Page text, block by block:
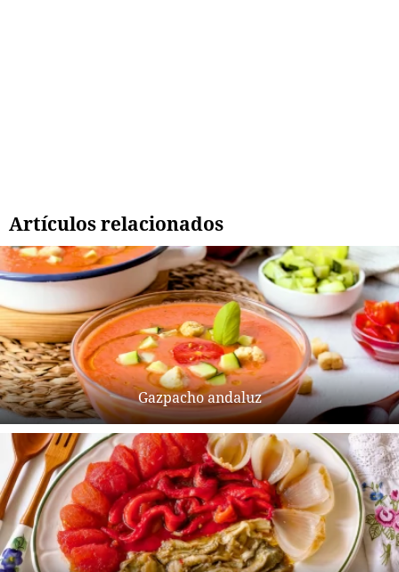
Artículos relacionados
Gazpacho andaluz